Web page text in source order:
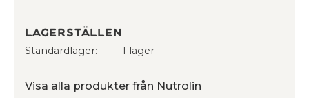
Lagerställen
Standardlager I lager
Visa alla produkter från Nutrolin